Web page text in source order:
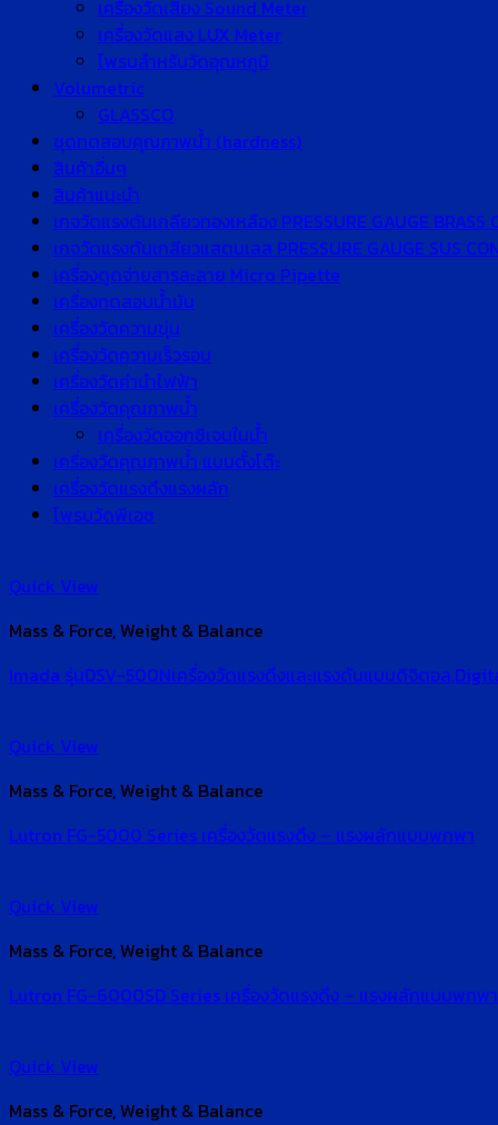
เครื่องวัดเสียง Sound Meter
เครื่องวัดแสง LUX Meter
โพรบสำหรับวัดอุณหภูมิ
Volumetric
GLASSCO
ชุดทดสอบคุณภาพน้ำ (hardness)
สินค้าอื่นๆ
สินค้าแนะนำ
เกจวัดแรงดันเกลียวทองเหลือง PRESSURE GAUGE BRASS
เกจวัดแรงดันเกลียวแสตนเลส PRESSURE GAUGE SUS
เครื่องดูดจ่ายสารละลาย Micro Pipette
เครื่องทดสอบน้ำมัน
เครื่องวัดความขุ่น
เครื่องวัดความเร็วรอบ
เครื่องวัดค่านำไฟฟ้า
เครื่องวัดคุณภาพน้ำ
เครื่องวัดออกซิเจนในน้ำ
เครื่องวัดคุณภาพน้ำ แบบตั้งโต๊ะ
เครื่องวัดแรงดึงแรงผลัก
โพรบวัดพีเอช
Quick View
Mass & Force, Weight & Balance
Imada รุ่นDSV-500Nเครื่องวัดแรงดึงและแรงดันแบบดิจิตอล
Quick View
Mass & Force, Weight & Balance
Lutron FG-5000 Series เครื่องวัดแรงดึง – แรงผลักแบบพกพา
Quick View
Mass & Force, Weight & Balance
Lutron FG-6000SD Series เครื่องวัดแรงดึง – แรงผลักแบบพกพา
Quick View
Mass & Force, Weight & Balance